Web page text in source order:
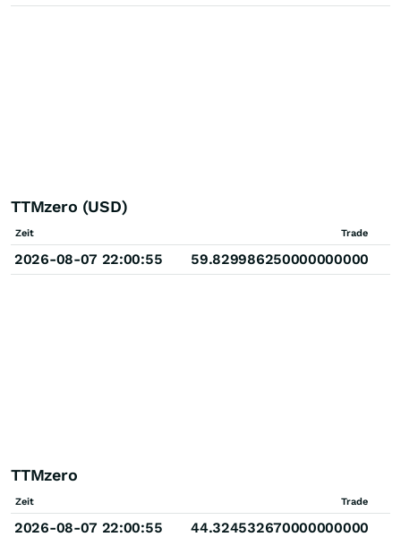
TTMzero (USD)
Zeit Trade
2026-08-07 22:00:55 59.829986250000000000
TTMzero
Zeit Trade
2026-08-07 22:00:55 44.324532670000000000